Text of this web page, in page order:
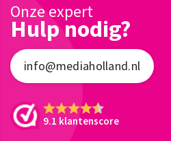
Onze expert
Hulp nodig?
info@mediaholland.nl
9.1 klantenscore